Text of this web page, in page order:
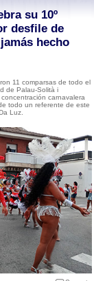
su 10º
desfile de
hecho
11 comparsas de todo el
de Palau-Solità i
carnavalera
todo un referente de este
Luz.